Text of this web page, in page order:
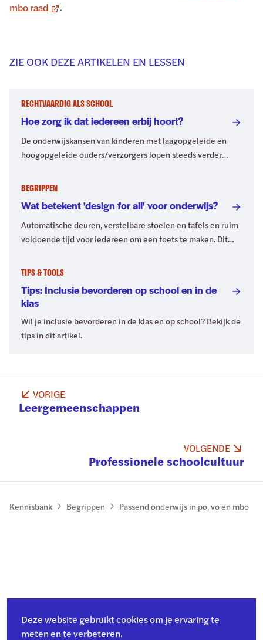
mbo raad
.
ZIE OOK DEZE ARTIKELEN EN LESSEN
Hoe zorg ik dat iedereen erbij hoort?
RECHTVAARDIG ALS SCHOOL
De onderwijskansen van kinderen met laagopgeleide en
hoogopgeleide ouders/verzorgers lopen steeds verder
kansenongelijkheid in het onderwijs. Wil je weten hoe je
Wat betekent 'design for all' voor onderwijs?
BEGRIPPEN
Automatische deuren, verstelbare stoelen en tafels en ruim
voldoende tijd voor iedereen om een toets te maken. Dit
van producten en omgevingen, waardoor ze voor iedereen
artikel.
Tips: Inclusie bevorderen op school en in de
klas
TIPS & TOOLS
Wil je inclusie bevorderen in de klas en op school? Bekijk de
tips in dit artikel.
VORIGE
Leergemeenschappen
VOLGENDE
Professionele schoolcultuur
Kennisbank Begrippen Passend onderwijs in po, vo en mbo
Deze website gebruikt cookies om je ervaring te
meten en te verbeteren.